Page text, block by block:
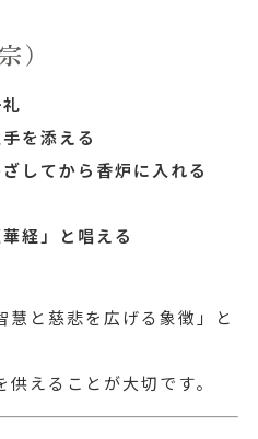
）
を添える
してから香炉に入れる
経」と唱える
慧と慈悲を広げる象徴」と
えることが大切です。